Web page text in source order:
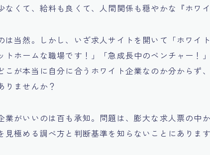
なくて、給料も良くて、人間関係も穏やかな『ホワ
は当然。しかし、いざ求人サイトを開いて「ホワイ
トホームな職場です！」「急成長中のベンチャー！
こが本当に自分に合うホワイト企業なのか分からず
りませんか？
業がいいのは百も承知。問題は、膨大な求人票の中
見極める調べ方と判断基準を知らないことにあります